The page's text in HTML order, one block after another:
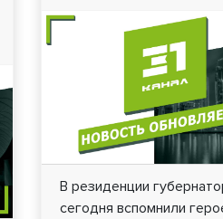
В резиденции
сегодня вспомнили